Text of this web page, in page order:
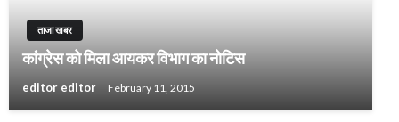
ताजा खबर
कांग्रेस को मिला आयकर विभाग का नोटिस
editor editor February 11, 2015